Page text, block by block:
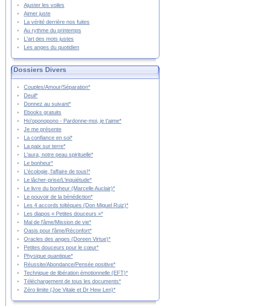
Ajuster les voiles
Aimer juste
La vérité derrière nos fuites
Au rythme du printemps
L'art des mots justes
Les anges du quotidien
Dossiers Divers
Couples/Amour/Séparation*
Deuil*
Donnez au suivant*
Ebooks gratuits
Ho'oponopono - Pardonne-moi, je t'aime*
Je me présente
La confiance en soi*
La paix sur terre*
L'aura, notre peau spirituelle*
Le bonheur*
L'écologie, l'affaire de tous!*
Le lâcher-prise/L'inquiétude*
Le livre du bonheur (Marcelle Auclair)*
Le pouvoir de la bénédiction*
Les 4 accords toltèques (Don Miguel Ruiz)*
Les diapos « Petites douceurs »*
Mal de l'âme/Mission de vie*
Oasis pour l'âme/Réconfort*
Oracles des anges (Doreen Virtue)*
Petites douceurs pour le cœur*
Physique quantique*
Réussite/Abondance/Pensée positive*
Technique de libération émotionnelle (EFT)*
Téléchargement de tous les documents*
Zéro limite (Joe Vitale et Dr Hew Len)*